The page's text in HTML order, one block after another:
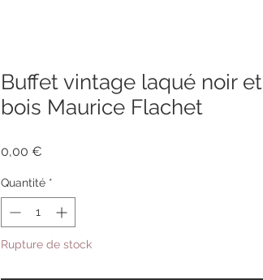
Buffet vintage laqué noir et
bois Maurice Flachet
0,00 €
Quantité *
Rupture de stock